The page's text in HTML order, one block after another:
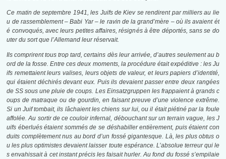
Ce matin de septembre 1941, les Juifs de Kiev se rendirent par milliers au lie
u de rassemblement – Babi Yar – le ravin de la grand’mère – où ils avaient ét
é convoqués, avec leurs petites affaires, résignés à être déportés, sans se do
uter du sort que l’Allemand leur réservait.
Ils comprirent tous trop tard, certains dès leur arrivée, d’autres seulement au b
ord de la fosse. Entre ces deux moments, la procédure était expéditive : les Ju
ifs remettaient leurs valises, leurs objets de valeur, et leurs papiers d’identité,
qui étaient déchirés devant eux. Puis ils devaient passer entre deux rangées
de SS sous une pluie de coups. Les Einsatzgruppen les frappaient à grands c
oups de matraque ou de gourdin, en faisant preuve d’une violence extrême.
Si un Juif tombait, ils lâchaient les chiens sur lui, ou il était piétiné par la foule
affolée. Au sortir de ce couloir infernal, débouchant sur un terrain vague, les J
uifs éberlués étaient sommés de se déshabiller entièrement, puis étaient con
duits complètement nus au bord d’un fossé gigantesque. Là, les plus obtus o
u les plus optimistes devaient laisser toute espérance. L’absolue terreur qui le
s envahissait à cet instant précis les faisait hurler. Au fond du fossé s’empilaie